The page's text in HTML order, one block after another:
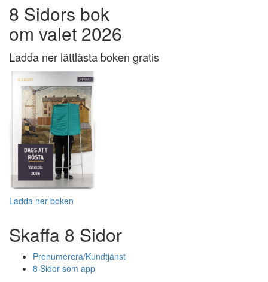
8 Sidors bok
om valet 2026
Ladda ner lättlästa boken gratis
Ladda ner boken
Skaffa 8 Sidor
Prenumerera/Kundtjänst
8 Sidor som app